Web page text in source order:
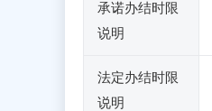
承诺办结时限
说明
法定办结时限
说明